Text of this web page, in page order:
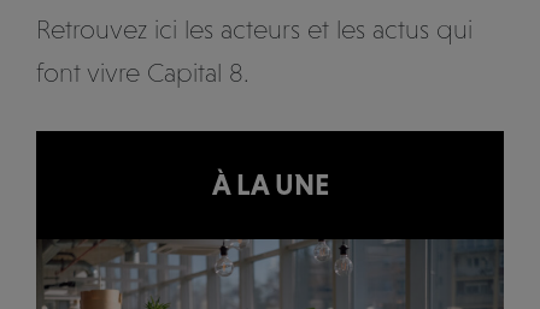
Retrouvez ici les acteurs et les actus qui
font vivre Capital 8.
À LA UNE